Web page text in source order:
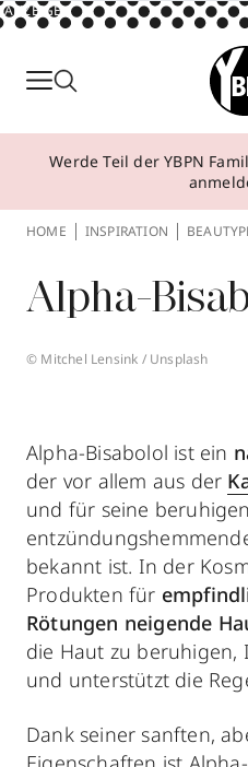
ANZEIGE
Parfum
Make-up
Behandlungen
Über YBPN
Aktionen
Werde Teil der YBPN
HOME INSPIRATION
Alpha-
© Mitchel Lensink / Unsplash
Alpha-Bisabolol ist ein
der vor allem aus der
und für seine
bekannt ist. In der
Produkten für
Rötungen neigende
die Haut zu
und unterstützt die
Dank seiner sanften,